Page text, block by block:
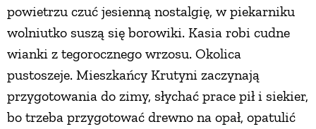
powietrzu czuć jesienną nostalgię, w piekarniku
wolniutko suszą się borowiki. Kasia robi cudne
wianki z tegorocznego wrzosu. Okolica
pustoszeje. Mieszkańcy Krutyni zaczynają
przygotowania do zimy, słychać prace pił i siekier,
bo trzeba przygotować drewno na opał, opatulić